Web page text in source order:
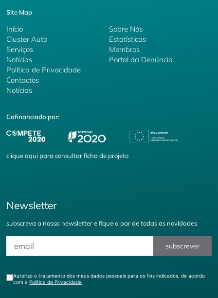
Site Map
Início
Cluster Auto
Serviços
Sobre Nós
Estatísticas
Membros
Notícias
Política de Privacidade
Portal da Denúncia
Contactos
Notícias
Cofinanciado por:
cliqueaqui para consultar ficha de projeto
Newsletter
subscreva a nossa newsletter e fique a par de todas as novidades
subscrever
Autorizo o tratamento dos meus dados pessoais para os fins indicados, de acordo
com aPolítica de Privacidade